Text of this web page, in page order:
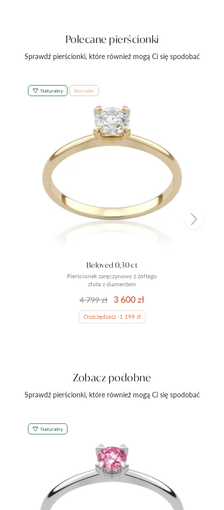
Polecane pierścionki
Sprawdź pierścionki, które również mogą Ci się spodobać
Naturalny Bestseller
Pierścionek zaręczynowy z żółtego
złota z diamentem
Beloved 0,30 ct
4 799 zł 3 600 zł
Oszczędzasz -1 199 zł
Zobacz podobne
Sprawdź pierścionki, które również mogą Ci się spodobać
Naturalny